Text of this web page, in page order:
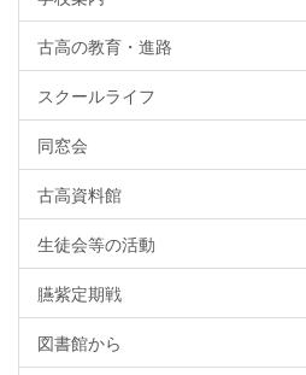
古高の教育・進路
スクールライフ
同窓会
古高資料館
生徒会等の活動
臙紫定期戦
図書館から